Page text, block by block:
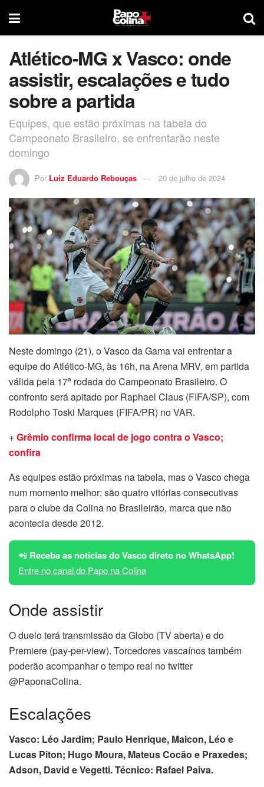
Atlético-MG x Vasco: onde
assistir, escalações e tudo
sobre a partida
Equipes, que estão próximas na tabela do
Campeonato Brasileiro, se enfrentarão neste
domingo
Por Luiz Eduardo Rebouças 20 de julho de 2024
Neste domingo (21), o Vasco da Gama vai enfrentar a
equipe do Atlético-MG, às 16h, na Arena MRV, em partida
válida pela 17ª rodada do Campeonato Brasileiro. O
confronto será apitado por Raphael Claus (FIFA/SP), com
Rodolpho Toski Marques (FIFA/PR) no VAR.
+Grêmio confirma local de jogo contra o Vasco;
confira
As equipes estão próximas na tabela, mas o Vasco chega
num momento melhor: são quatro vitórias consecutivas
para o clube da Colina no Brasileirão, marca que não
acontecia desde 2012.
📲 Receba as notícias do Vasco direto no WhatsApp!
Entre no canal do Papo na Colina
Onde assistir
O duelo terá transmissão da Globo (TV aberta) e do
Premiere (pay-per-view). Torcedores vascaínos também
poderão acompanhar o tempo real no twitter
@PaponaColina.
Escalações
Vasco: Léo Jardim; Paulo Henrique, Maicon, Léo e
Lucas Piton; Hugo Moura, Mateus Cocão e Praxedes;
Adson, David e Vegetti. Técnico: Rafael Paiva.